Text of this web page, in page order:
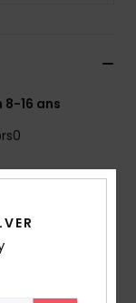
16 ans
de production